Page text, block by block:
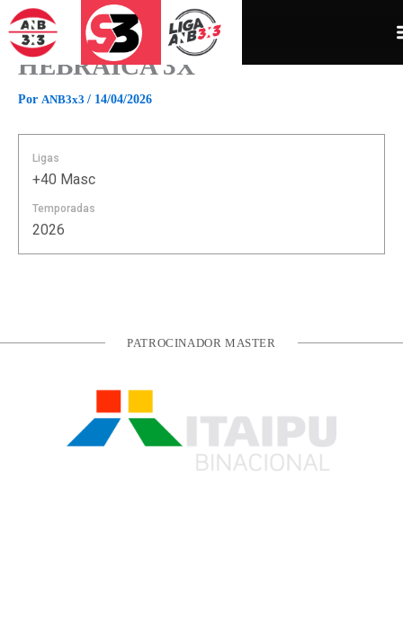
para
conteúdo
HEBRAICA 3X
Por ANB3x3 / 14/04/2026
Ligas
+40 Masc
Temporadas
2026
PATROCINADOR MASTER